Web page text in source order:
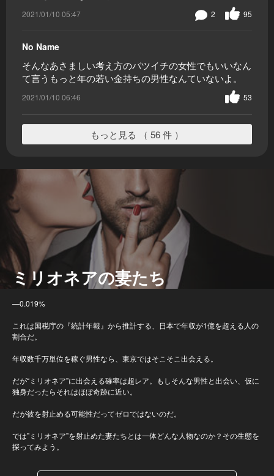
2021/01/10 05:47 95
2
No Name
そんなあさましい考え方のバツイチの女性でもいいなん
て言うもっと年の若い金持ちの男性なんていないよ。
2021/01/10 06:46 53
もっと見る （ 56 件 ）
ミリオネアの妻たち
―0.019%
これは国税庁の『統計年報』から推計する、日本で年収が1億を超える人の
割合だ。
年収数千万単位を稼ぐ男性なら、東京ではそこそこ出会える。
だが“ミリオネア”に出会える確率は超レア。もしそんな男性と出会い、仮に
独身だったらそれはほぼ奇跡に近い。
だが彼を射止める可能性だってゼロではないのだ。
では”ミリオネア”を射止めた妻たちとは一体どんな人物なのか？その生態を
探ってみよう。